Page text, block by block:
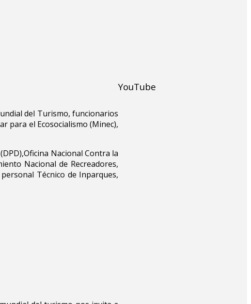
del Turismo, funcionarios
para el Ecosocialismo (Minec),
Nacional Contra la
Nacional de Recreadores,
Técnico de Inparques,
YouTube